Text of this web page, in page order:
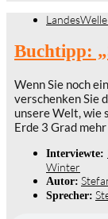
Buchtipp:
Wenn Sie noch
verschenken Sie
unsere Welt, wie
Erde 3 Grad
Interviewte:
Winter
Autor:
Sprecher: